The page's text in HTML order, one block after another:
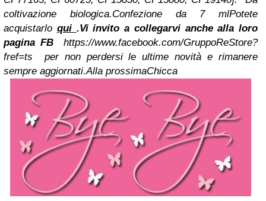
coltivazione biologica.Confezione da 7 mlPotete
acquistarlo qui .Vi invito a collegarvi anche alla loro
pagina FB https://www.facebook.com/GruppoReStore?
fref=ts per non perdersi le ultime novità e rimanere
sempre aggiornati.Alla prossimaChicca